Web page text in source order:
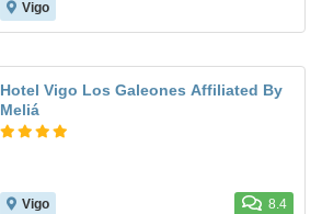
Vigo
Hotel Vigo Los Galeones Affiliated By
Meliá
Vigo 8.4